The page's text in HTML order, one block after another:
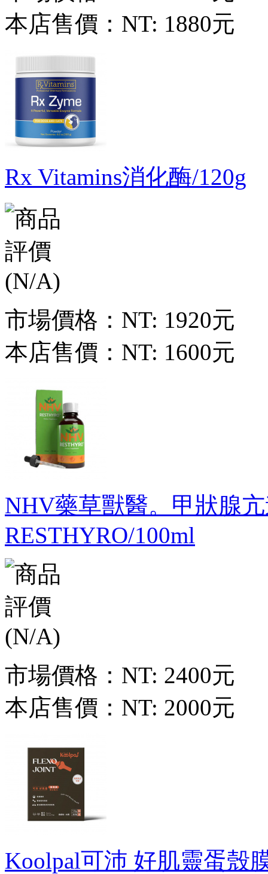
本店售價： NT: 1880元
Rx Vitamins消化酶/120g
市場價格： NT: 1920元
本店售價： NT: 1600元
NHV藥草獸醫。甲狀腺
RESTHYRO/100ml
市場價格： NT: 2400元
本店售價： NT: 2000元
Koolpal可沛 好肌靈蛋殼